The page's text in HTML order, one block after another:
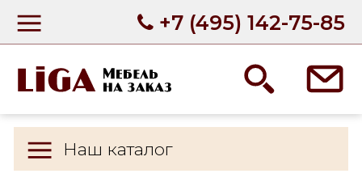
+7 (495) 142-75-85
Наш каталог